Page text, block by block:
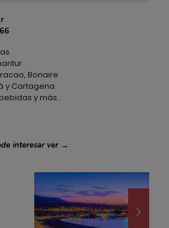
Caribe Sur
USD $1.066
Bonaire
y Cartagena.
y más..
interesar ver→